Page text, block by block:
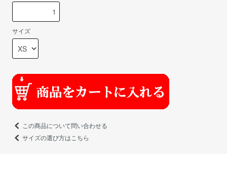
サイズ
この商品について問い合わせる
サイズの選び方はこちら